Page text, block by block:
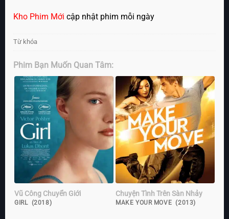
Kho Phim Mới cập nhật phim mỗi ngày
Từ khóa
Phim Bạn Muốn Quan Tâm:
Vũ Công Chuyển Giới
GIRL (2018)
Chuyện Tình Trên Sàn Nhảy
MAKE YOUR MOVE (2013)